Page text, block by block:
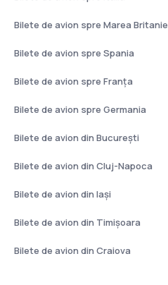
Bilete de avion spre Marea Britanie
Bilete de avion spre Spania
Bilete de avion spre Franţa
Bilete de avion spre Germania
Bilete de avion din București
Bilete de avion din Cluj-Napoca
Bilete de avion din Iași
Bilete de avion din Timișoara
Bilete de avion din Craiova